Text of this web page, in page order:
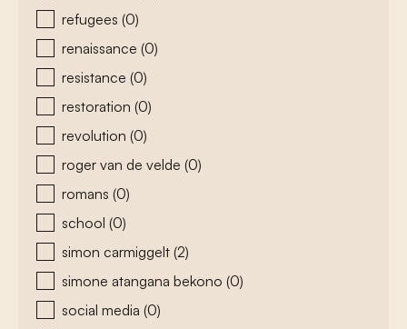
refugees (0)
renaissance (0)
resistance (0)
restoration (0)
revolution (0)
roger van de velde (0)
romans (0)
school (0)
simon carmiggelt (2)
simone atangana bekono (0)
social media (0)